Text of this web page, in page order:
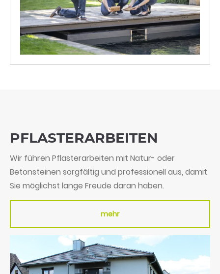
PFLASTER­ARBEITEN
Wir führen Pflasterarbeiten mit Natur- oder
Betonsteinen sorgfältig und professionell aus, damit
Sie möglichst lange Freude daran haben.
mehr